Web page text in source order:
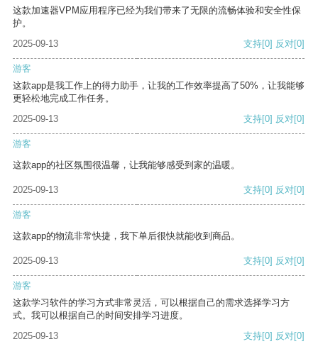
这款加速器VPM应用程序已经为我们带来了无限的流畅体验和安全性保
护。
2025-09-13
支持[0] 反对[0]
游客
这款app是我工作上的得力助手，让我的工作效率提高了50%，让我能够
更轻松地完成工作任务。
2025-09-13
支持[0] 反对[0]
游客
这款app的社区氛围很温馨，让我能够感受到家的温暖。
2025-09-13 支持[0] 反对[0]
游客
这款app的物流非常快捷，我下单后很快就能收到商品。
2025-09-13 支持[0] 反对[0]
游客
这款学习软件的学习方式非常灵活，可以根据自己的需求选择学习方
式。我可以根据自己的时间安排学习进度。
2025-09-13
支持[0] 反对[0]